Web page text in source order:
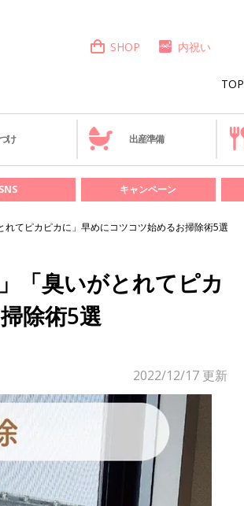
TOP
SHOP 内祝い
け 出産準備
SNS キャンペーン
てピカピカに」早めにコツコツ始めるお掃除術5選
「臭いがとれてピカ
除術5選
2022/12/17 更新